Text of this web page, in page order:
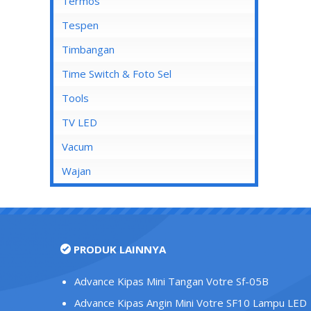
Stop Kontak AC
Stop Kontak CP
Stop Kontak Dinding
Stop Kontak Isi 2
Stop Kontak LAN/Data
Stop Kontak Lantai
Stop Kontak Telepon
Stop Kontak TV/Antena
Tutup Stop Kontak
Tespen
Timbangan
Time Switch & Foto Sel
Tools
TV LED
Vacum
Wajan
PRODUK LAINNYA
Advance Kipas Mini Tangan Votre Sf-05B
Advance Kipas Angin Mini Votre SF10 Lampu LED